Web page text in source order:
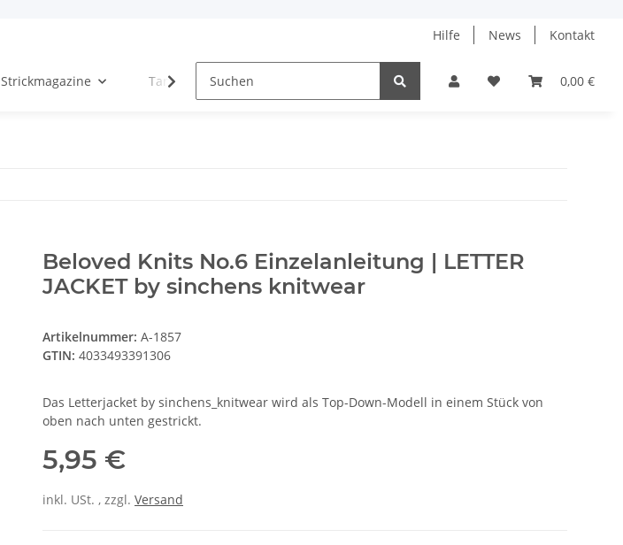
Hilfe News Kontakt
0,00 €
Strickmagazine Tanja Steinbach
Beloved Knits No.6 Einzelanleitung | LETTER
JACKET by sinchens knitwear
Artikelnummer: A-1857
GTIN: 4033493391306
Das Letterjacket by sinchens_knitwear wird als Top-Down-Modell in einem Stück von
oben nach unten gestrickt.
5,95 €
inkl. USt. , zzgl. Versand